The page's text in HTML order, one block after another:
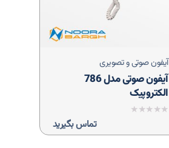
آیفون صوتی و تصویری
آیفون صوتی مدل 786
الکتروپیک
0
از
تماس بگیرید